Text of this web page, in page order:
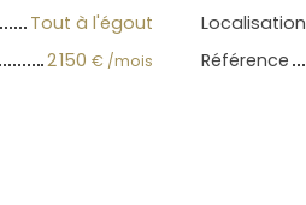
Tout à l'égout Localisation
2 150€ /mois Référence